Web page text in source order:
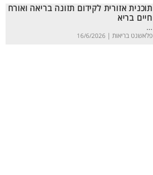
תוכנית אזורית לקידום תזונה בריאה ואורח
חיים בריא
...
פלאשנט בריאות | 16/6/2026